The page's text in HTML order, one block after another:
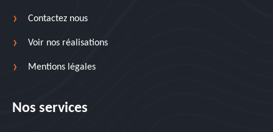
Contactez nous
Voir nos réalisations
Mentions légales
Nos services